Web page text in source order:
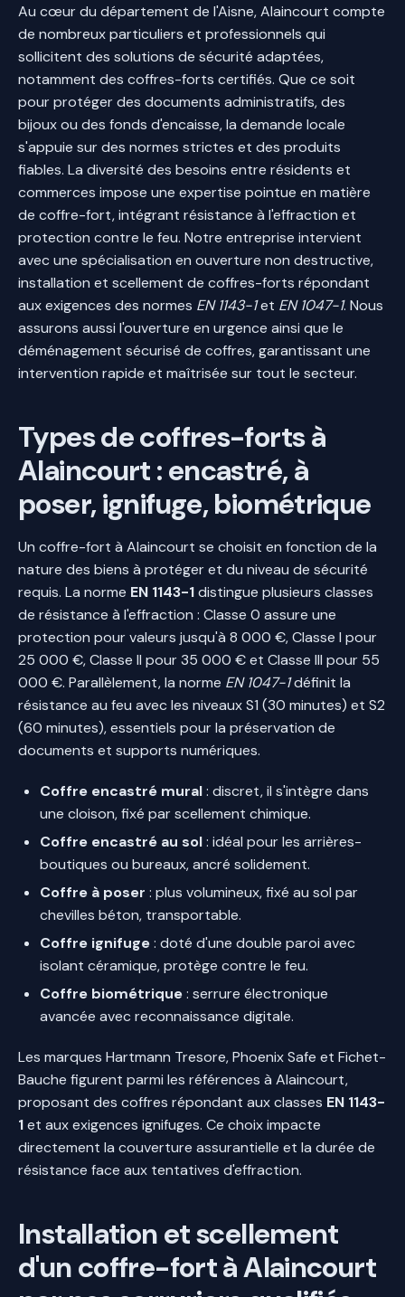
Au cœur du département de l'Aisne, Alaincourt compte
de nombreux particuliers et professionnels qui
sollicitent des solutions de sécurité adaptées,
notamment des coffres-forts certifiés. Que ce soit
pour protéger des documents administratifs, des
bijoux ou des fonds d'encaisse, la demande locale
s'appuie sur des normes strictes et des produits
fiables. La diversité des besoins entre résidents et
commerces impose une expertise pointue en matière
de coffre-fort, intégrant résistance à l'effraction et
protection contre le feu. Notre entreprise intervient
avec une spécialisation en ouverture non destructive,
installation et scellement de coffres-forts répondant
aux exigences des normes EN 1143-1et EN 1047-1. Nous
assurons aussi l'ouverture en urgence ainsi que le
déménagement sécurisé de coffres, garantissant une
intervention rapide et maîtrisée sur tout le secteur.
Types de coffres-forts à
Alaincourt : encastré, à
poser, ignifuge, biométrique
Un coffre-fort à Alaincourt se choisit en fonction de la
nature des biens à protéger et du niveau de sécurité
requis. La norme EN 1143-1distingue plusieurs classes
de résistance à l'effraction : Classe 0 assure une
protection pour valeurs jusqu'à 8 000 €, Classe I pour
25 000 €, Classe II pour 35 000 € et Classe III pour 55
000 €. Parallèlement, la norme EN 1047-1définit la
résistance au feu avec les niveaux S1 (30 minutes) et S2
(60 minutes), essentiels pour la préservation de
documents et supports numériques.
Coffre encastré mural: discret, il s'intègre dans
une cloison, fixé par scellement chimique.
Coffre encastré au sol: idéal pour les arrières-
boutiques ou bureaux, ancré solidement.
Coffre à poser : plus volumineux, fixé au sol par
chevilles béton, transportable.
Coffre ignifuge: doté d'une double paroi avec
isolant céramique, protège contre le feu.
Coffre biométrique: serrure électronique
avancée avec reconnaissance digitale.
Les marques Hartmann Tresore, Phoenix Safe et Fichet-
Bauche figurent parmi les références à Alaincourt,
proposant des coffres répondant aux classes EN 1143-
1et aux exigences ignifuges. Ce choix impacte
directement la couverture assurantielle et la durée de
résistance face aux tentatives d'effraction.
Installation et scellement
d'un coffre-fort à Alaincourt